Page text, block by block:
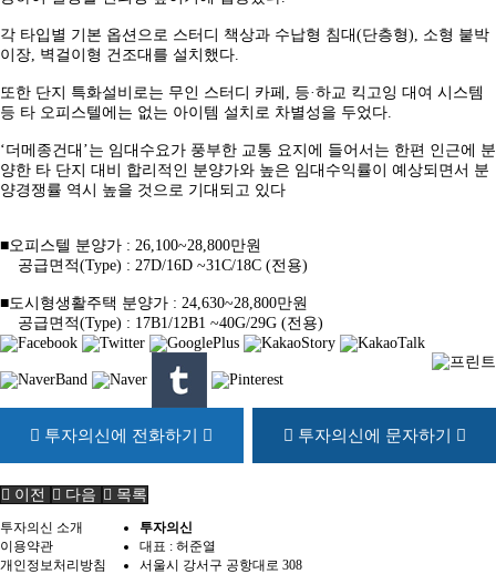
각 타입별 기본 옵션으로 스터디 책상과 수납형 침대(단층형), 소형 붙박
이장, 벽걸이형 건조대를 설치했다.
또한 단지 특화설비로는 무인 스터디 카페, 등·하교 킥고잉 대여 시스템
등 타 오피스텔에는 없는 아이템 설치로 차별성을 두었다.
‘더메종건대’는 임대수요가 풍부한 교통 요지에 들어서는 한편 인근에 분
양한 타 단지 대비 합리적인 분양가와 높은 임대수익률이 예상되면서 분
양경쟁률 역시 높을 것으로 기대되고 있다
■오피스텔 분양가 : 26,100~28,800만원
공급면적(Type) : 27D/16D ~31C/18C (전용)
■도시형생활주택 분양가 : 24,630~28,800만원
공급면적(Type) : 17B1/12B1 ~40G/29G (전용)
투자의신에 전화하기 투자의신에 문자하기
이전 다음 목록
투자의신 소개
이용약관
개인정보처리방침
투자의신
대표 : 허준열
서울시 강서구 공항대로 308